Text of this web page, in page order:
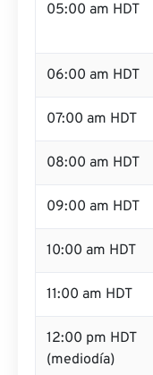
05:00 am HDT
06:00 am HDT
07:00 am HDT
08:00 am HDT
09:00 am HDT
10:00 am HDT
11:00 am HDT
12:00 pm HDT
(mediodía)